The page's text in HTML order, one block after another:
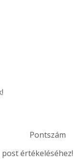
Pontszám
értékeléséhez!